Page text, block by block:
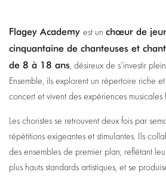
Flagey Academy est un chœur de
cinquantaine de chanteuses et
de 8 à 18 ans, désireux de s’investir
Ensemble, ils explorent un répertoire riche
concert et vivent des expériences musicales
Les choristes se retrouvent deux fois par
répétitions exigeantes et stimulantes. Ils
des ensembles de premier plan, reflétant
plus hauts standards artistiques, et se